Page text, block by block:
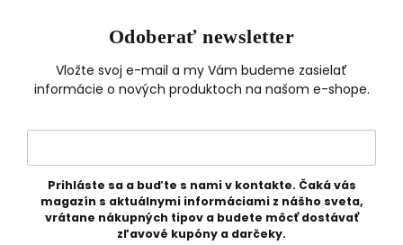
Odoberať newsletter
Vložte svoj e-mail a my Vám budeme zasielať
informácie o nových produktoch na našom e-shope.
Prihláste sa a buďte s nami v kontakte. Čaká vás
magazín s aktuálnymi informáciami z nášho sveta,
vrátane nákupných tipov a budete môcť dostávať
zľavové kupóny a darčeky.